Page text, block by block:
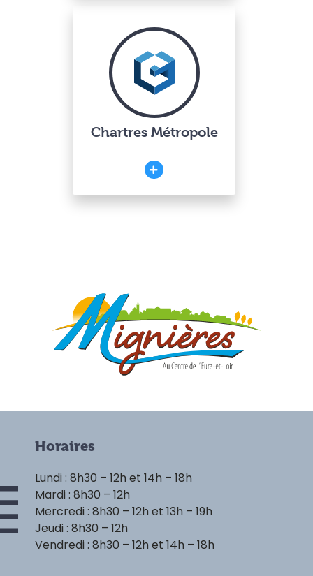
Chartres Métropole
Horaires
Lundi : 8h30 – 12h et 14h – 18h
Mardi : 8h30 – 12h
Mercredi : 8h30 – 12h et 13h – 19h
Jeudi : 8h30 – 12h
Vendredi : 8h30 – 12h et 14h – 18h